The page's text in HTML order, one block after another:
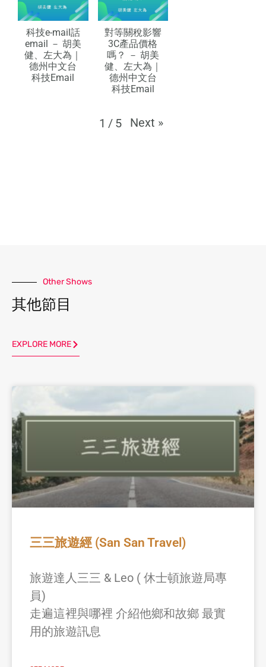
科技e-mail話
email － 胡美
健、左大為｜
德州中文台
科技Email
對等關稅影響
3C產品價格
嗎？ － 胡美
健、左大為｜
德州中文台
科技Email
1 / 5 Next »
Other Shows
其他節目
EXPLORE MORE
三三旅遊經 (San San Travel)
旅遊達人三三 & Leo ( 休士頓旅遊局專
員)
走遍這裡與哪裡 介紹他鄉和故鄉 最實
用的旅遊訊息